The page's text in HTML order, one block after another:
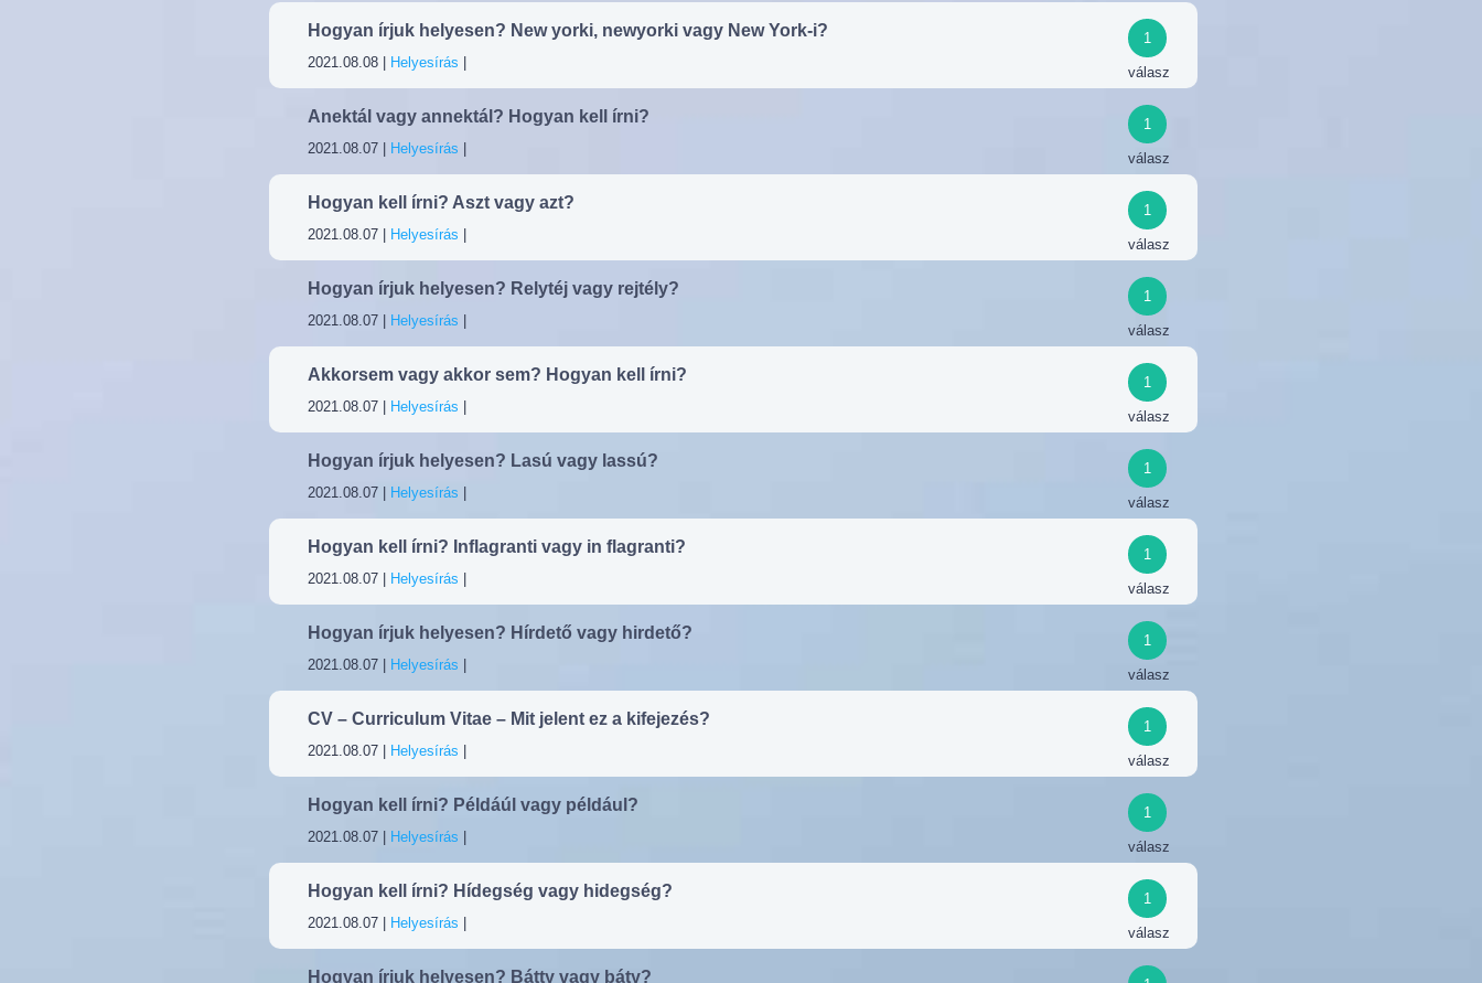
Hogyan írjuk helyesen? New yorki, newyorki vagy New York-i?
2021.08.08 | Helyesírás
1
válasz
Anektál vagy annektál? Hogyan kell írni?
2021.08.07 | Helyesírás
1
válasz
Hogyan kell írni? Aszt vagy azt?
2021.08.07 | Helyesírás
1
válasz
Hogyan írjuk helyesen? Relytéj vagy rejtély?
2021.08.07 | Helyesírás
1
válasz
Akkorsem vagy akkor sem? Hogyan kell írni?
2021.08.07 | Helyesírás
1
válasz
Hogyan írjuk helyesen? Lasú vagy lassú?
2021.08.07 | Helyesírás
1
válasz
Hogyan kell írni? Inflagranti vagy in flagranti?
2021.08.07 | Helyesírás
1
válasz
Hogyan írjuk helyesen? Hírdető vagy hirdető?
2021.08.07 | Helyesírás
1
válasz
CV – Curriculum Vitae – Mit jelent ez a kifejezés?
2021.08.07 | Helyesírás
1
válasz
Hogyan kell írni? Példáúl vagy például?
2021.08.07 | Helyesírás
1
válasz
Hogyan kell írni? Hídegség vagy hidegség?
2021.08.07 | Helyesírás
1
válasz
Hogyan írjuk helyesen? Bátty vagy báty?